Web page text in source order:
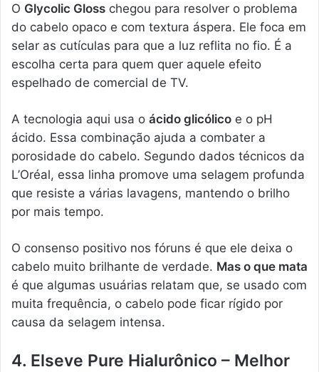
O Glycolic Gloss chegou para resolver o problema
do cabelo opaco e com textura áspera. Ele foca em
selar as cutículas para que a luz reflita no fio. É a
escolha certa para quem quer aquele efeito
espelhado de comercial de TV.
A tecnologia aqui usa o ácido glicólico e o pH
ácido. Essa combinação ajuda a combater a
porosidade do cabelo. Segundo dados técnicos da
L’Oréal, essa linha promove uma selagem profunda
que resiste a várias lavagens, mantendo o brilho
por mais tempo.
O consenso positivo nos fóruns é que ele deixa o
cabelo muito brilhante de verdade. Mas o que mata
é que algumas usuárias relatam que, se usado com
muita frequência, o cabelo pode ficar rígido por
causa da selagem intensa.
4. Elseve Pure Hialurônico – Melhor